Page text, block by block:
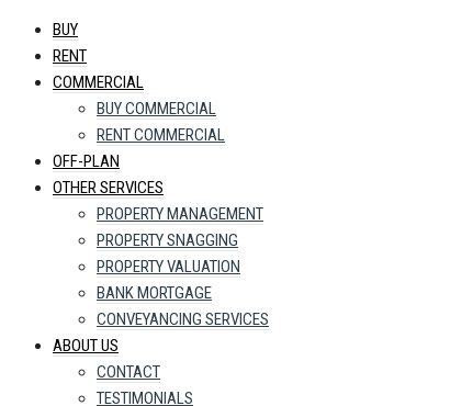
BUY
RENT
COMMERCIAL
BUY COMMERCIAL
RENT COMMERCIAL
OFF-PLAN
OTHER SERVICES
PROPERTY MANAGEMENT
PROPERTY SNAGGING
PROPERTY VALUATION
BANK MORTGAGE
CONVEYANCING SERVICES
ABOUT US
CONTACT
TESTIMONIALS